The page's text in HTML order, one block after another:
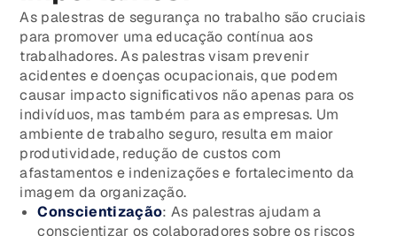
As palestras de segurança no trabalho são cruciais
para promover uma educação contínua aos
trabalhadores. As palestras visam prevenir
acidentes e doenças ocupacionais, que podem
causar impacto significativos não apenas para os
indivíduos, mas também para as empresas. Um
ambiente de trabalho seguro, resulta em maior
produtividade, redução de custos com
afastamentos e indenizações e fortalecimento da
imagem da organização.
Conscientização: As palestras ajudam a
conscientizar os colaboradores sobre os riscos